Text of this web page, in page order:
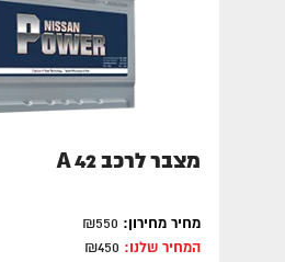
מצבר לרכב A 42
מחיר מחירון:
המחיר שלנו: